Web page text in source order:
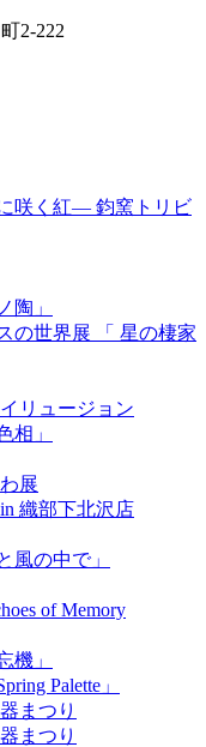
2-222
咲く紅― 鈞窯トリビ
陶」
の世界展 「 星の棲家
リュージョン
相」
展
織部下北沢店
風の中で」
of Memory
機」
Palette」
まつり
まつり